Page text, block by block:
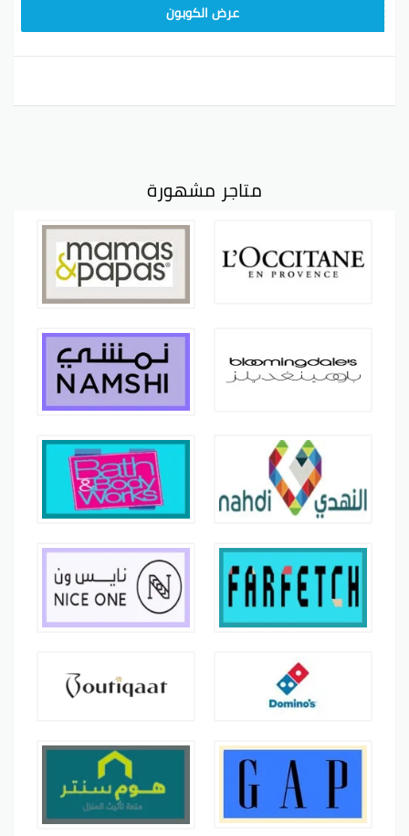
عرض الكوبون
متاجر مشهورة